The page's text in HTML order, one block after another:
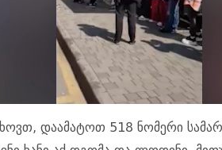
Video
დაამატოთ 518 ნომერი